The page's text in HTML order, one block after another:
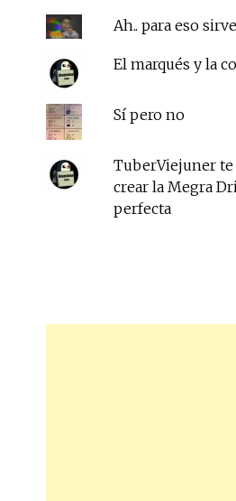
Ah.. para eso
El marqués y la
Sí pero no
TuberViejuner te
crear la Megra
perfecta